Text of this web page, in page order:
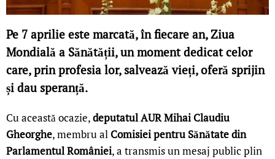
Pe 7 aprilie este marcată, în fiecare an, Ziua
Mondială a Sănătății, un moment dedicat celor
care, prin profesia lor, salvează vieți, oferă sprijin
și dau speranță.
Cu această ocazie,deputatul AUR Mihai Claudiu
Gheorghe, membru al Comisiei pentru Sănătate din
Parlamentul României, a transmis un mesaj public plin